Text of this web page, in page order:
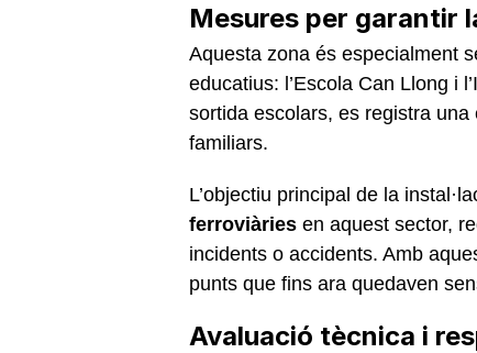
Mesures per garantir
Aquesta zona és especialment
educatius: l’Escola Can Llong i
sortida escolars, es registra una
familiars.
L’objectiu principal de la
ferroviàries en aquest sector,
incidents o accidents. Amb
punts que fins ara quedaven
Avaluació tècnica i